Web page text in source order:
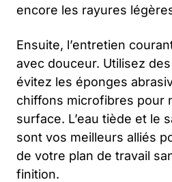
encore les rayures
Ensuite, l’entretien
avec douceur. Utilisez
évitez les éponges
chiffons microfibres pour
surface. L’eau tiède et le
sont vos meilleurs alliés
de votre plan de travail
finition.